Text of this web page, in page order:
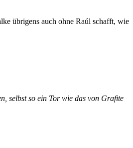
übrigens auch ohne Raúl schafft, wie
selbst so ein Tor wie das von Grafite